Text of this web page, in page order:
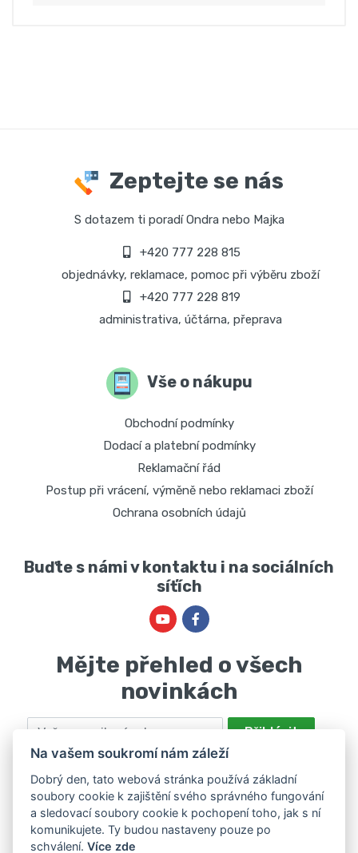
Zeptejte se nás
S dotazem ti poradí Ondra nebo Majka
+420 777 228 815
objednávky, reklamace, pomoc při výběru zboží
+420 777 228 819
administrativa, účtárna, přeprava
Vše o nákupu
Obchodní podmínky
Dodací a platební podmínky
Reklamační řád
Postup při vrácení, výměně nebo reklamaci zboží
Ochrana osobních údajů
Buďte s námi v kontaktu i na sociálních
síťích
Mějte přehled o všech
novinkách
Email Přihlásit
Odesláním souhlasíte se zpracováním osobních údajů za účelem
nabízení a zpracování marketingových nabídek společností Marie
Haščáková, IČ: 48488861 se sídlem Bánov 697. Máte právo svůj
souhlas odvolat. Více informací vzásadách zpracování osobních
údajů.
Na vašem soukromí nám záleží
Dobrý den, tato webová stránka používá základní
soubory cookie k zajištění svého správného fungování
a sledovací soubory cookie k pochopení toho, jak s ní
komunikujete. Ty budou nastaveny pouze po
schválení.Více zde